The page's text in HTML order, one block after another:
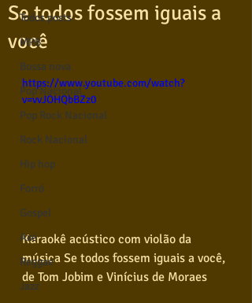
Todos posts
MPB
Bossa nova
Pop Nacional
Pop Rock Nacional
Rock Nacional
Hip hop
Forró
Gospel
Axé
Reggae
Jazz
Se todos fossem iguais a
você
https://www.youtube.com/watch?
v=vvJOHQbBZz0
Karaokê acústico com violão da
música Se todos fossem iguais a você,
de Tom Jobim e Vinícius de Moraes